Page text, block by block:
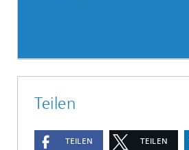
Teilen
TEILEN TEILEN